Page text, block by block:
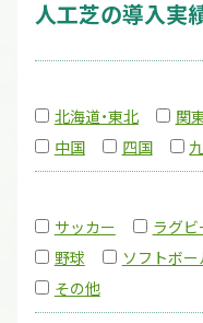
人工芝の導入実
北海道・東北 関
中国
四国
サッカー ラグビ
野球
ソフトボー
その他